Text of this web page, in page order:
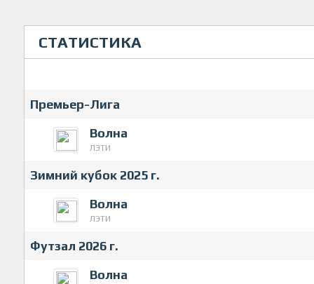
СТАТИСТИКА
Премьер-Лига
Волна
ЛЭТИ
Зимний кубок 2025 г.
Волна
ЛЭТИ
Футзал 2026 г.
Волна